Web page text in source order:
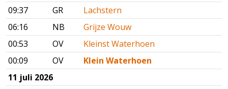
09:37
GR
Lachstern
06:16
NB
Grijze Wouw
00:53
OV
Kleinst Waterhoen
00:09
OV
Klein Waterhoen
11 juli 2026